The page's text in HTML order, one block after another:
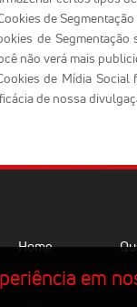
de
de
não verá mais
de Mídia
de nossa
Home
em